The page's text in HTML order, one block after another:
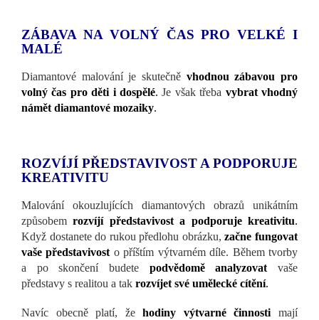
ZÁBAVA NA VOLNÝ ČAS PRO VELKÉ I
MALÉ
Diamantové malování je skutečně vhodnou zábavou pro
volný čas pro děti i dospělé. Je však třeba vybrat vhodný
námět diamantové mozaiky.
ROZVÍJÍ PŘEDSTAVIVOST A PODPORUJE
KREATIVITU
Malování okouzlujících diamantových obrazů unikátním
způsobemrozvíjí představivost a podporuje kreativitu.
Když dostanete do rukou předlohu obrázku,začne fungovat
vaše představivost o příštím výtvarném díle. Během tvorby
a po skončení budete podvědomě analyzovat vaše
představy s realitou a tak rozvíjet své umělecké cítění.
Navíc obecně platí, žehodiny výtvarné činnosti mají